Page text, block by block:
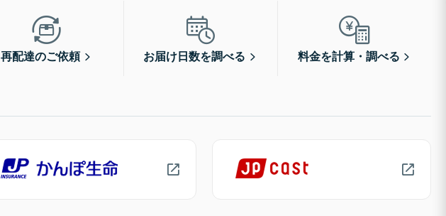
再配達のご依頼 お届け日数を調べる 料金を計算・調べる